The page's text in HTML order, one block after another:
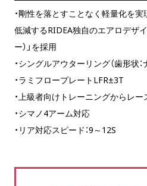
・剛性を落とすことなく軽量化を
低減するRIDEA独自のエアロデザ
ー）」を採用
・シングルアウターリング（歯形状：
・ラミフロープレートLFR±3T
・上級者向けトレーニングからレー
・シマノ4アーム対応
・リア対応スピード：9～12S